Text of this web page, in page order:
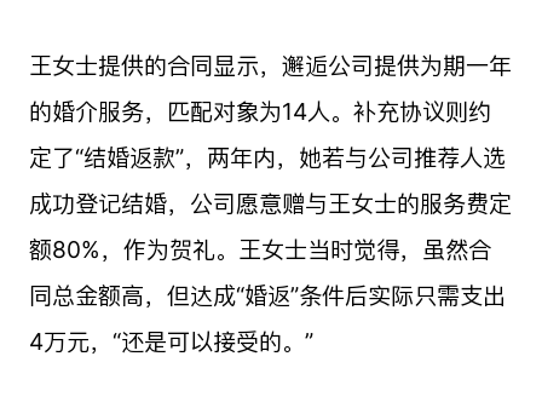
王女士提供的合同显示，邂逅公司提供为期一年
的婚介服务，匹配对象为14人。补充协议则约
定了“结婚返款”，两年内，她若与公司推荐人选
成功登记结婚，公司愿意赠与王女士的服务费定
额80%，作为贺礼。王女士当时觉得，虽然合
同总金额高，但达成“婚返”条件后实际只需支出
4万元，“还是可以接受的。”